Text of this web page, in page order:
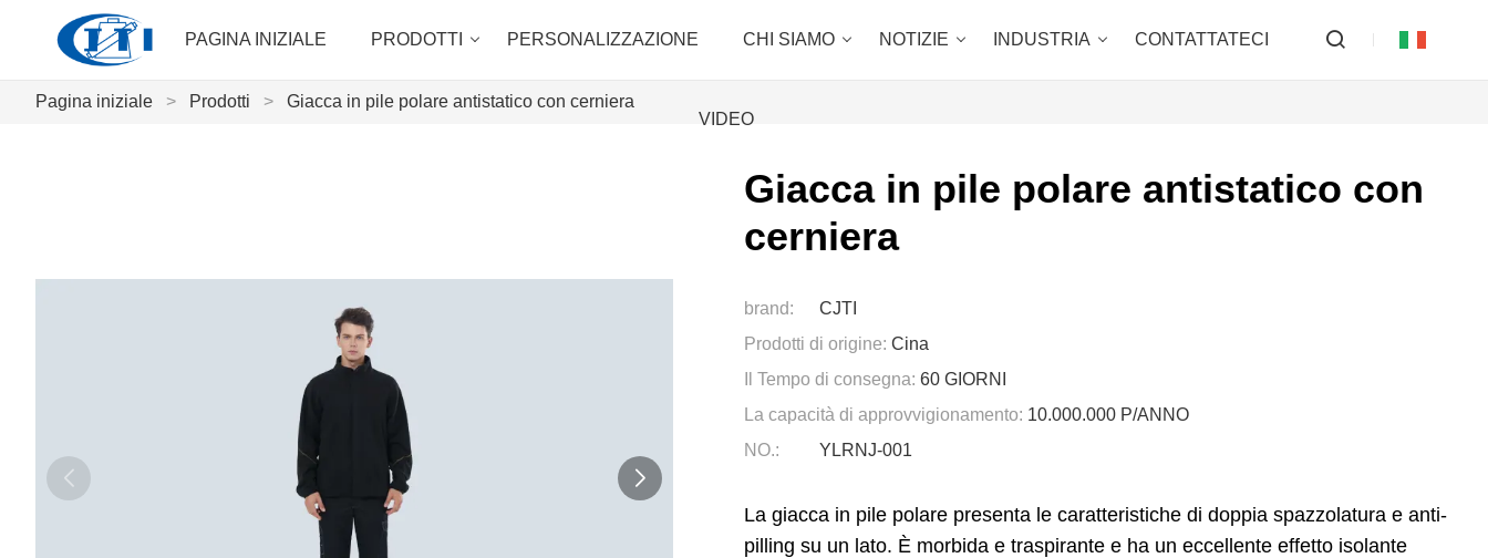
PAGINA INIZIALE PRODOTTI PERSONALIZZAZIONE CHI SIAMO NOTIZIE INDUSTRIA CONTATTATECI
VIDEO
Pagina iniziale > Prodotti > Giacca in pile polare antistatico con cerniera
Giacca in pile polare antistatico con
cerniera
brand:
CJTI
Prodotti di origine: Cina
Il Tempo di consegna: 60 GIORNI
La capacità di approvvigionamento: 10.000.000 P/ANNO
NO.:
YLRNJ-001
La giacca in pile polare presenta le caratteristiche di doppia spazzolatura e anti-
pilling su un lato. È morbida e traspirante e ha un eccellente effetto isolante